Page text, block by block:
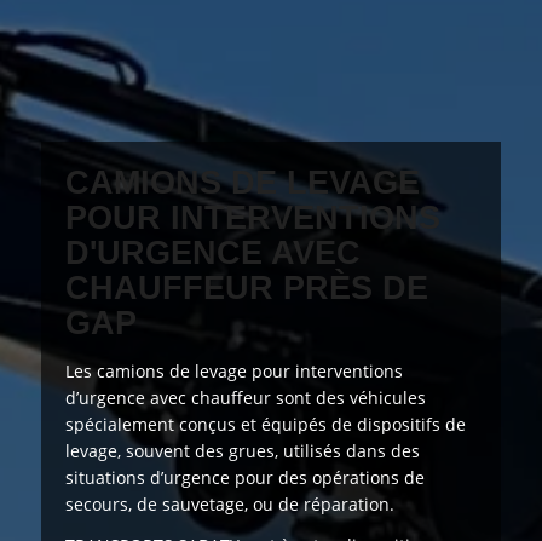
CAMIONS DE LEVAGE
POUR INTERVENTIONS
D'URGENCE AVEC
CHAUFFEUR PRÈS DE
GAP
Les camions de levage pour interventions
d’urgence avec chauffeur sont des véhicules
spécialement conçus et équipés de dispositifs de
levage, souvent des grues, utilisés dans des
situations d’urgence pour des opérations de
secours, de sauvetage, ou de réparation.